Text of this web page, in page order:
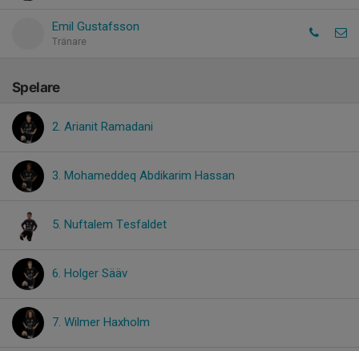
Emil Gustafsson
Tränare
Spelare
2. Arianit Ramadani
3. Mohameddeq Abdikarim Hassan
5. Nuftalem Tesfaldet
6. Holger Sääv
7. Wilmer Haxholm